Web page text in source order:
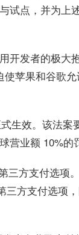
试点，并为上
开发者的极大
苹果和谷歌
生效。该法
业额 10%的
方支付选项
三方支付选项